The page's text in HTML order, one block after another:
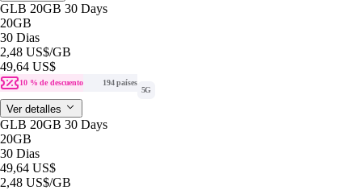
GLB 20GB 30 Days
20GB
30 Dias
2,48 US$/GB
49,64 US$
10 % de descuento
194 países
5G
Ver detalles
GLB 20GB 30 Days
20GB
30 Dias
49,64 US$
2,48 US$/GB